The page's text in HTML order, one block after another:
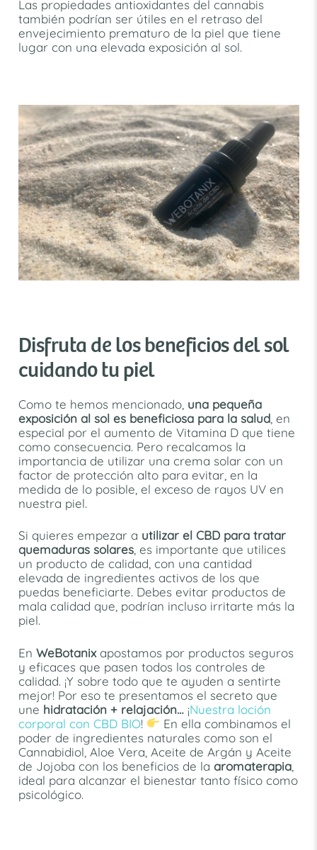
Las propiedades antioxidantes del cannabis
también podrían ser útiles en el retraso del
envejecimiento prematuro de la piel que tiene
lugar con una elevada exposición al sol.
Disfruta de los beneficios del sol
cuidando tu piel
Como te hemos mencionado, una pequeña
exposición al sol es beneficiosa para la salud, en
especial por el aumento de Vitamina D que tiene
como consecuencia. Pero recalcamos la
importancia de utilizar una crema solar con un
factor de protección alto para evitar, en la
medida de lo posible, el exceso de rayos UV en
nuestra piel.
Si quieres empezar a utilizar el CBD para tratar
quemaduras solares, es importante que utilices
un producto de calidad, con una cantidad
elevada de ingredientes activos de los que
puedas beneficiarte. Debes evitar productos de
mala calidad que, podrían incluso irritarte más la
piel.
En WeBotanixapostamos por productos seguros
y eficaces que pasen todos los controles de
calidad. ¡Y sobre todo que te ayuden a sentirte
mejor! Por eso te presentamos el secreto que
une hidratación + relajación… ¡Nuestra loción
corporal con CBD BIO!
En ella combinamos el
poder de ingredientes naturales como son el
Cannabidiol, Aloe Vera, Aceite de Argán y Aceite
de Jojoba con los beneficios de la aromaterapia,
ideal para alcanzar el bienestar tanto físico como
psicológico.